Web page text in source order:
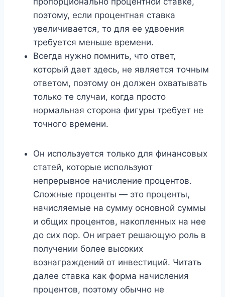
поэтому, если процентная ставка
увеличивается, то для ее удвоения
требуется меньше времени.
Всегда нужно помнить, что ответ,
который дает здесь, не является точным
ответом, поэтому он должен охватывать
только те случаи, когда просто
нормальная сторона фигуры требует не
точного времени.
Он используется только для финансовых
статей, которые используют
непрерывное начисление процентов.
Сложные проценты — это проценты,
начисляемые на сумму основной суммы
и общих процентов, накопленных на нее
до сих пор. Он играет решающую роль в
получении более высоких
вознаграждений от инвестиций. Читать
далее ставка как форма начисления
процентов, поэтому обычно не